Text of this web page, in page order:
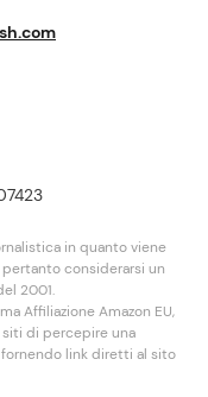
in quanto viene
considerarsi un
2001.
Affiliazione Amazon EU,
di percepire una
link diretti al sito